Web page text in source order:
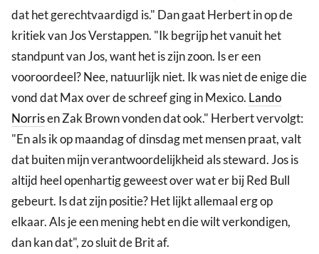
dat het gerechtvaardigd is." Dan gaat Herbert in op de
kritiek van Jos Verstappen. "Ik begrijp het vanuit het
standpunt van Jos, want het is zijn zoon. Is er een
vooroordeel? Nee, natuurlijk niet. Ik was niet de enige die
vond dat Max over de schreef ging in Mexico. Lando
Norrisen Zak Brown vonden dat ook." Herbert vervolgt:
"En als ik op maandag of dinsdag met mensen praat, valt
dat buiten mijn verantwoordelijkheid als steward. Jos is
altijd heel openhartig geweest over wat er bij Red Bull
gebeurt. Is dat zijn positie? Het lijkt allemaal erg op
elkaar. Als je een mening hebt en die wilt verkondigen,
dan kan dat", zo sluit de Brit af.